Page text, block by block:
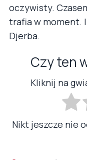
oczywisty.
trafia w moment.
Djerba.
Czy ten
Kliknij na
Nikt jeszcze nie